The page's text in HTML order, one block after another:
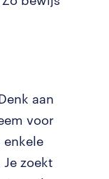
aan
voor
enkele
zoekt